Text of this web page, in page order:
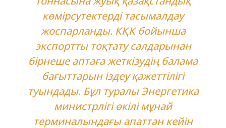
көмірсутектерді тасымалдау
жоспарланды. КҚК бойынша
экспортты тоқтату салдарынан
бірнеше аптаға жеткізудің балама
бағыттарын іздеу қажеттілігі
туындады. Бұл туралы Энергетика
министрлігі өкілі мұнай
терминалындағы апаттан кейін